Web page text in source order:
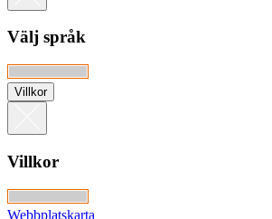
Välj språk
Villkor
Villkor
Webbplatskarta